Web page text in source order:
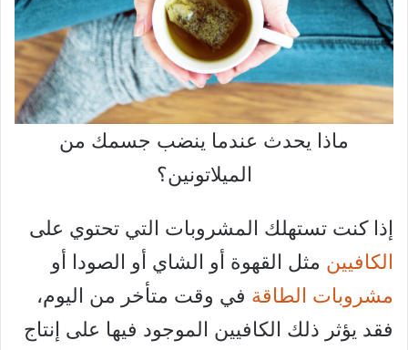
ماذا يحدث عندما ينضب جسمك من
الميلاتونين؟
إذا كنت تستهلك المشروبات التي تحتوي على
الكافيين مثل القهوة أو الشاي أو الصودا أو
مشروبات الطاقة في وقت متأخر من اليوم،
فقد يؤثر ذلك الكافيين الموجود فيها على إنتاج